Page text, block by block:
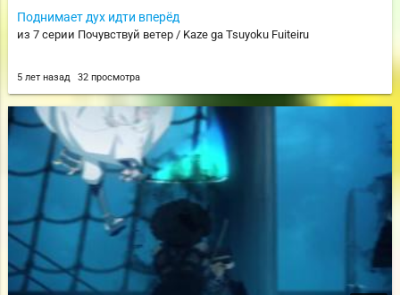
Поднимает дух идти вперёд
из 7 серии Почувствуй ветер / Kaze ga Tsuyoku Fuiteiru
5 лет назад 32 просмотра